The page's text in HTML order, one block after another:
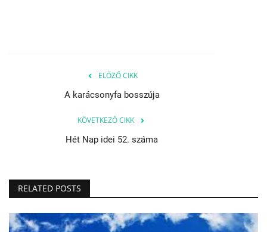
ELŐZŐ CIKK
A karácsonyfa bosszúja
KÖVETKEZŐ CIKK
Hét Nap idei 52. száma
RELATED POSTS